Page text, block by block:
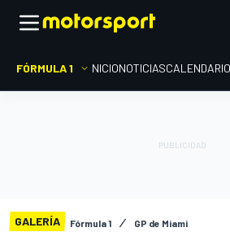
FÓRMULA 1 INICIONOTICIASCALENDARIO
GALERÍA Fórmula 1 GP de Miami